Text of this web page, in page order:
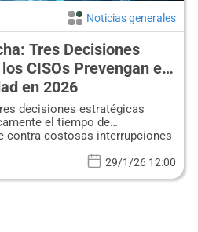
Noticias generales
Tres Decisiones
CISOs Prevengan el
en 2026
decisiones estratégicas
el tiempo de
contra costosas interrupciones
29/1/26 12:00